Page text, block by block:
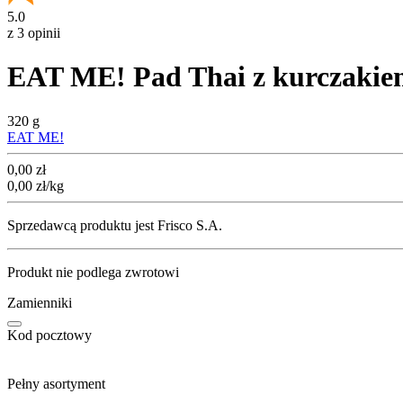
5.0
z 3 opinii
EAT ME! Pad Thai z
320 g
EAT ME!
Cena
0,00 zł
0,00 zł/kg
Sprzedawcą produktu jest Frisco S.A.
Produkt nie podlega zwrotowi
Zamienniki
Kod pocztowy
Pełny asortyment